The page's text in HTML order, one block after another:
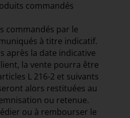
commandés
commandés par le
à titre indicatif.
après la date indicative
la vente pourra être
L 216-2 et suivants
alors restituées au
ou retenue.
ou à rembourser le